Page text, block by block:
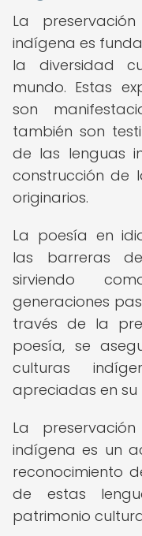
La
indígena es
la diversidad
mundo. Estas
son
también son
de las lenguas
construcción de
originarios.
La poesía en
las barreras
sirviendo
generaciones
través de la
poesía, se
culturas
apreciadas en
La
indígena es un
reconocimiento
de estas
patrimonio